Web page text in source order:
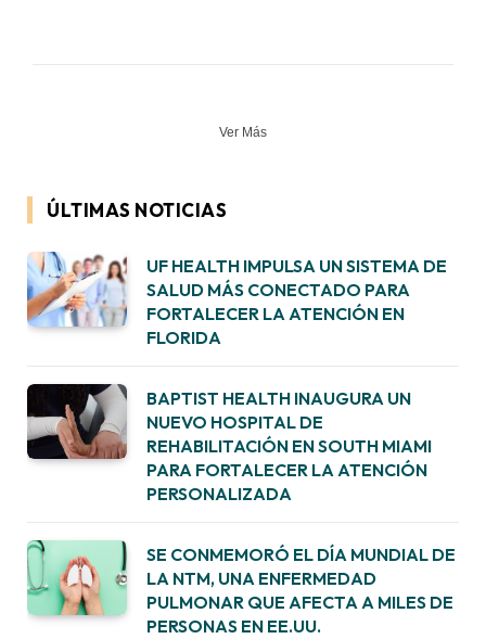
Ver Más
ÚLTIMAS NOTICIAS
UF HEALTH IMPULSA UN SISTEMA DE
SALUD MÁS CONECTADO PARA
FORTALECER LA ATENCIÓN EN
FLORIDA
BAPTIST HEALTH INAUGURA UN
NUEVO HOSPITAL DE
REHABILITACIÓN EN SOUTH MIAMI
PARA FORTALECER LA ATENCIÓN
PERSONALIZADA
SE CONMEMORÓ EL DÍA MUNDIAL DE
LA NTM, UNA ENFERMEDAD
PULMONAR QUE AFECTA A MILES DE
PERSONAS EN EE.UU.